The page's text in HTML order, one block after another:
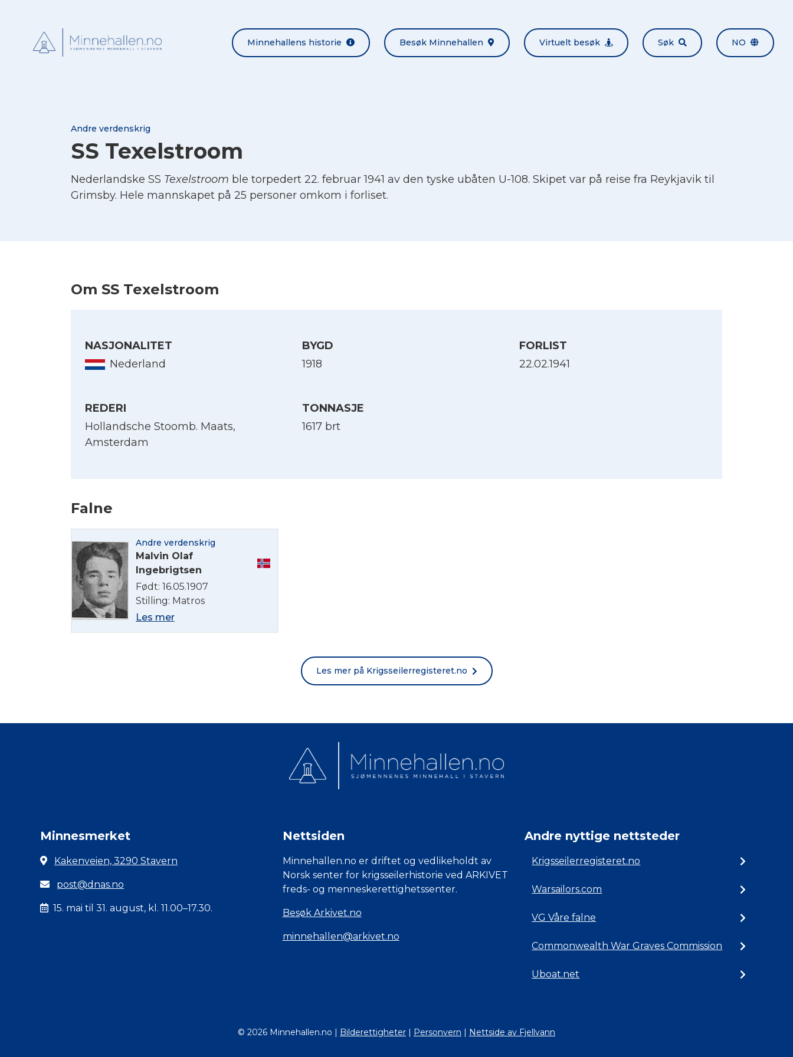
Minnehallens historie Besøk Minnehallen Virtuelt besøk Søk NO
Andre verdenskrig
SS Texelstroom
Nederlandske SS Texelstroom ble torpedert 22. februar 1941 av den tyske ubåten U-108. Skipet var på reise fra Reykjavik til
Grimsby. Hele mannskapet på 25 personer omkom i forliset.
Om SS Texelstroom
NASJONALITET
Nederland
BYGD
1918
FORLIST
22.02.1941
REDERI
Hollandsche Stoomb. Maats,
Amsterdam
TONNASJE
1617 brt
Falne
Andre verdenskrig
Malvin Olaf
Ingebrigtsen
Født: 16.05.1907
Stilling: Matros
Les mer
Les mer på Krigsseilerregisteret.no
Minnesmerket
Kakenveien, 3290 Stavern
post@dnas.no
15. mai til 31. august, kl. 11.00–17.30.
Nettsiden
Minnehallen.no er driftet og vedlikeholdt av
Norsk senter for krigsseilerhistorie ved ARKIVET
freds- og menneskerettighetssenter.
Besøk Arkivet.no
minnehallen@arkivet.no
Andre nyttige nettsteder
Krigsseilerregisteret.no
Warsailors.com
VG Våre falne
Commonwealth War Graves Commission
Uboat.net
© 2026 Minnehallen.no | Bilderettigheter | Personvern | Nettside av Fjellvann